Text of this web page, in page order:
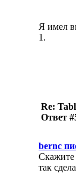
Я имел
1.
Re:
Ответ
bernc
Скажите
так